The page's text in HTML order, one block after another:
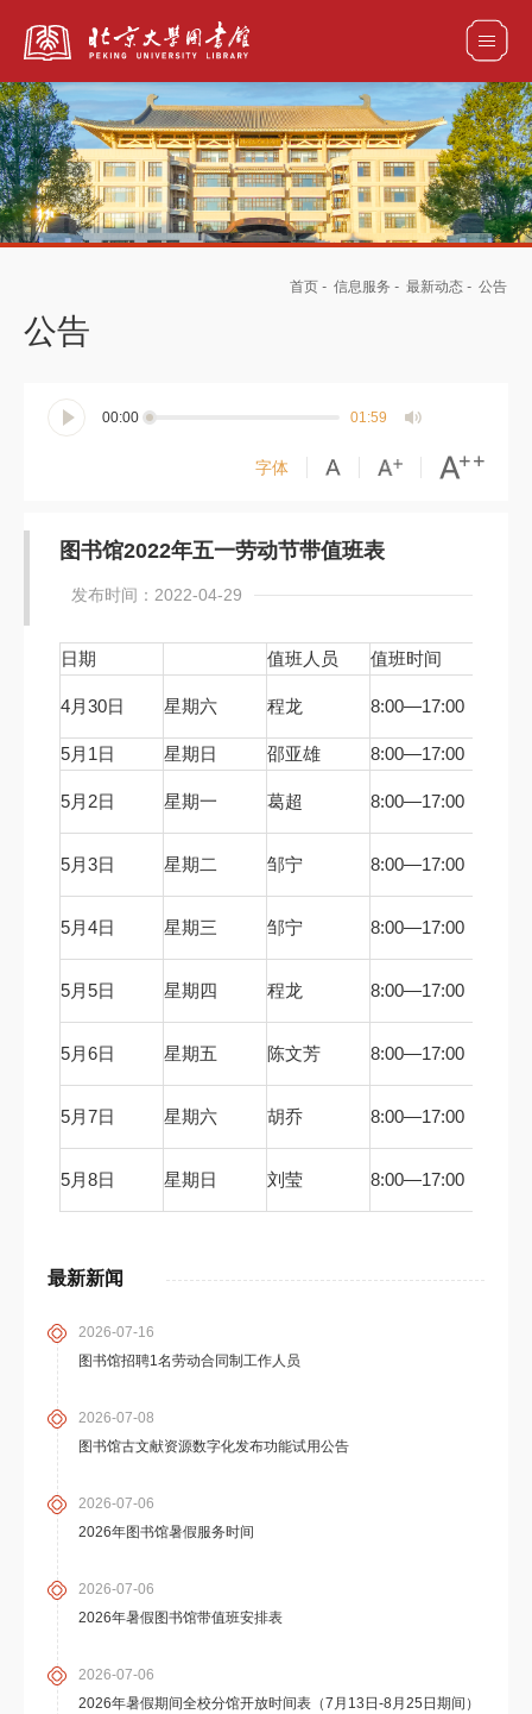
全部资源
首页 - 信息服务 - 最新动态 - 公告
公告
最新新闻
2026-07-16
图书馆招聘1名劳动合同制工作人员
2026-07-08
图书馆古文献资源数字化发布功能试用公告
2026-07-06
2026年图书馆暑假服务时间
2026-07-06
2026年暑假图书馆带值班安排表
2026-07-06
2026年暑假期间全校分馆开放时间表（7月13日-8月25日期间）
00:00 01:59
字体
图书馆2022年五一劳动节带值班表
发布时间：2022-04-29
日期 值班人员 值班时间
4月30日 星期六 程龙 8:00—17:00
5月1日
星期日 邵亚雄 8:00—17:00
5月2日 星期一 葛超 8:00—17:00
5月3日 星期二 邹宁 8:00—17:00
5月4日 星期三 邹宁 8:00—17:00
5月5日 星期四 程龙 8:00—17:00
5月6日 星期五 陈文芳 8:00—17:00
5月7日 星期六 胡乔 8:00—17:00
5月8日 星期日 刘莹 8:00—17:00